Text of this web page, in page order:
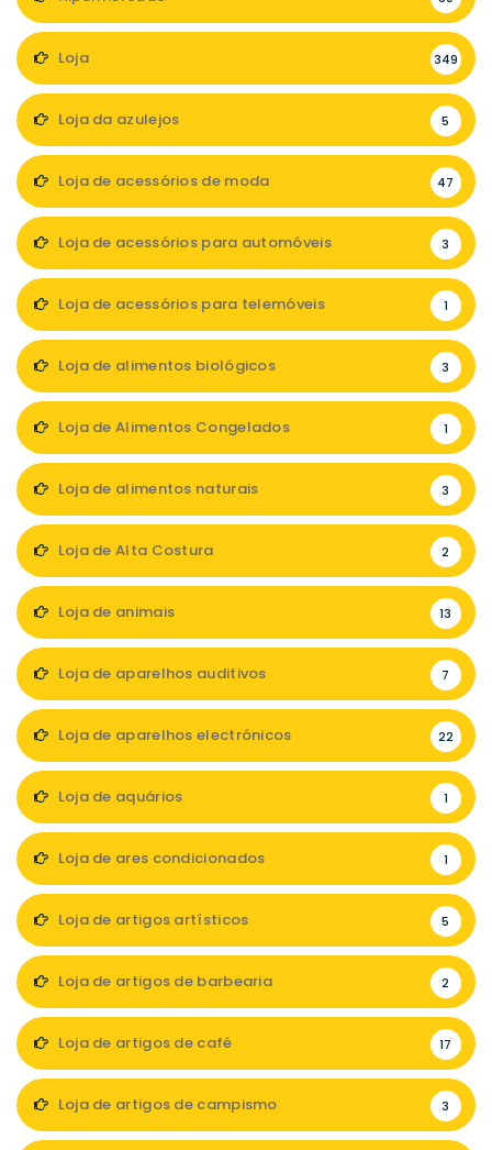
Loja 349
Loja da azulejos 5
Loja de acessórios de moda 47
Loja de acessórios para automóveis 3
Loja de acessórios para telemóveis 1
Loja de alimentos biológicos 3
Loja de Alimentos Congelados 1
Loja de alimentos naturais 3
Loja de Alta Costura 2
Loja de animais 13
Loja de aparelhos auditivos 7
Loja de aparelhos electrónicos 22
Loja de aquários 1
Loja de ares condicionados 1
Loja de artigos artísticos 5
Loja de artigos de barbearia 2
Loja de artigos de café 17
Loja de artigos de campismo 3